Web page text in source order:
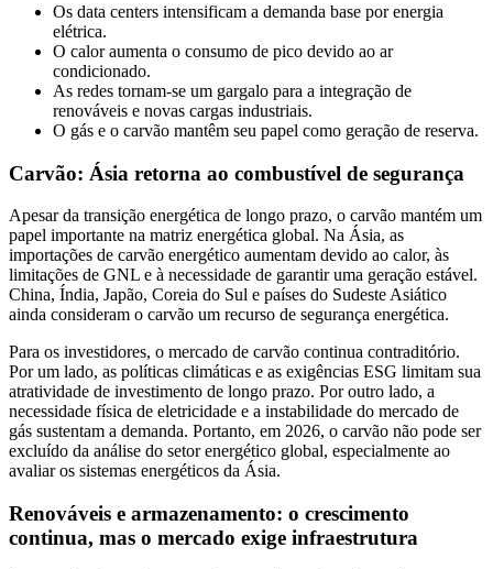
Os data centers intensificam a demanda base por energia
elétrica.
O calor aumenta o consumo de pico devido ao ar
condicionado.
As redes tornam-se um gargalo para a integração de
renováveis e novas cargas industriais.
O gás e o carvão mantêm seu papel como geração de reserva.
Carvão: Ásia retorna ao combustível de segurança
Apesar da transição energética de longo prazo, o carvão mantém um
papel importante na matriz energética global. Na Ásia, as
importações de carvão energético aumentam devido ao calor, às
limitações de GNL e à necessidade de garantir uma geração estável.
China, Índia, Japão, Coreia do Sul e países do Sudeste Asiático
ainda consideram o carvão um recurso de segurança energética.
Para os investidores, o mercado de carvão continua contraditório.
Por um lado, as políticas climáticas e as exigências ESG limitam sua
atratividade de investimento de longo prazo. Por outro lado, a
necessidade física de eletricidade e a instabilidade do mercado de
gás sustentam a demanda. Portanto, em 2026, o carvão não pode ser
excluído da análise do setor energético global, especialmente ao
avaliar os sistemas energéticos da Ásia.
Renováveis e armazenamento: o crescimento
continua, mas o mercado exige infraestrutura